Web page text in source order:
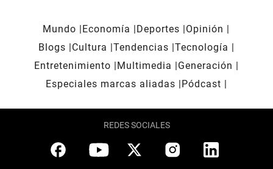
Mundo Economía Deportes
Opinión
Blogs
Cultura Tendencias Tecnología
Entretenimiento
Multimedia
Generación
Especiales marcas aliadas
Pódcast
REDES SOCIALES